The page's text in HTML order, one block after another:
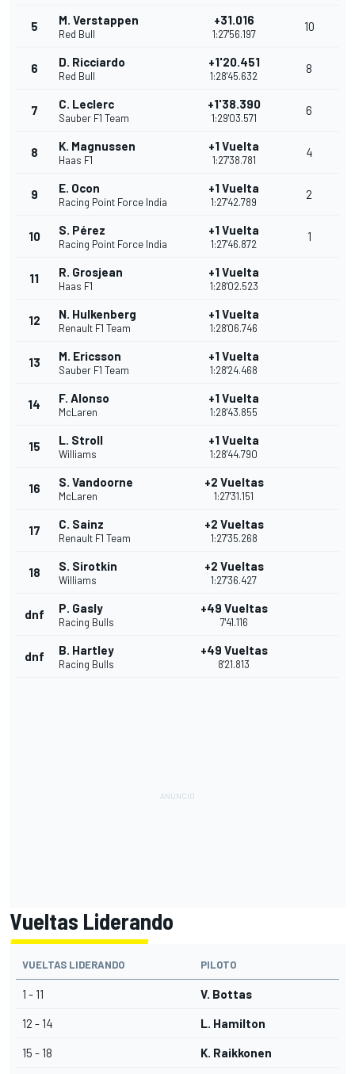
5 M. Verstappen
Red Bull
+31.016
1:27'56.197
10
6 D. Ricciardo
Red Bull
+1'20.451
1:28'45.632
8
7 C. Leclerc
Sauber F1 Team
+1'38.390
1:29'03.571
6
8 K. Magnussen
Haas F1
+1 Vuelta
1:27'38.781
4
9 E. Ocon
Racing Point Force India
+1 Vuelta
1:27'42.789
2
10 S. Pérez
Racing Point Force India
+1 Vuelta
1:27'46.872
1
11 R. Grosjean
Haas F1
+1 Vuelta
1:28'02.523
12 N. Hulkenberg
Renault F1 Team
+1 Vuelta
1:28'06.746
13 M. Ericsson
Sauber F1 Team
+1 Vuelta
1:28'24.468
14 F. Alonso
McLaren
+1 Vuelta
1:28'43.855
15 L. Stroll
Williams
+1 Vuelta
1:28'44.790
16 S. Vandoorne
McLaren
+2 Vueltas
1:27'31.151
17 C. Sainz
Renault F1 Team
+2 Vueltas
1:27'35.268
18 S. Sirotkin
Williams
+2 Vueltas
1:27'36.427
dnf P. Gasly
Racing Bulls
+49 Vueltas
7'41.116
dnf B. Hartley
Racing Bulls
+49 Vueltas
8'21.813
Vueltas Liderando
VUELTAS LIDERANDO PILOTO
1 - 11 V. Bottas
12 - 14 L. Hamilton
15 - 18 K. Raikkonen